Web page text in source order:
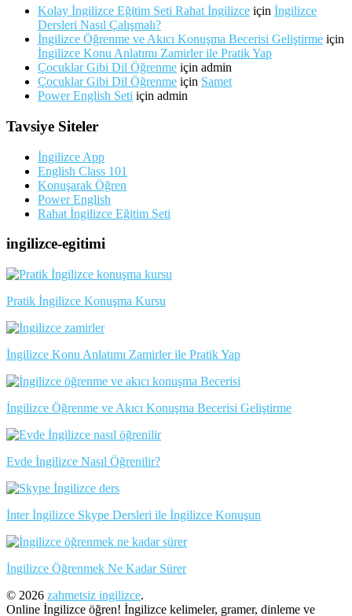
Kolay İngilizce Eğitim Seti Rahat İngilizce için İngilizce
Dersleri Nasıl Çalışmalı?
İngilizce Öğrenme ve Akıcı Konuşma Becerisi Geliştirme için
İngilizce Konu Anlatımı Zamirler ile Pratik Yap
Çocuklar Gibi Dil Öğrenme için admin
Çocuklar Gibi Dil Öğrenme için Samet
Power English Seti için admin
Tavsiye Siteler
İngilizce App
English Class 101
Konuşarak Öğren
Power English
Rahat İngilizce Eğitim Seti
ingilizce-egitimi
Pratik İngilizce Konuşma Kursu
İngilizce Konu Anlatımı Zamirler ile Pratik Yap
İngilizce Öğrenme ve Akıcı Konuşma Becerisi Geliştirme
Evde İngilizce Nasıl Öğrenilir?
İnter İngilizce Skype Dersleri ile İngilizce Konuşun
İngilizce Öğrenmek Ne Kadar Sürer
© 2026 zahmetsiz ingilizce.
Online İngilizce öğren! İngilizce kelimeler, gramer, dinleme ve